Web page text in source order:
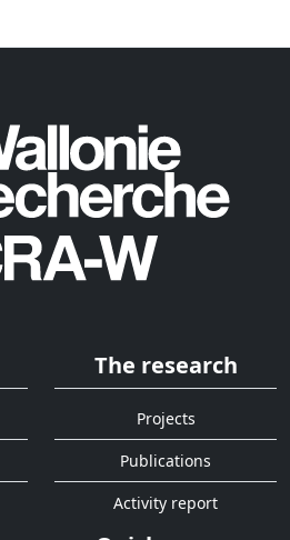
The research
Projects
Publications
Activity report